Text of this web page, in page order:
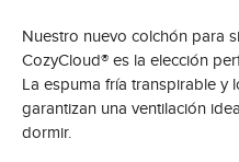
Nuestro nuevo colchón para
CozyCloud® es la elección
La espuma fría transpirable y
garantizan una ventilación
dormir.